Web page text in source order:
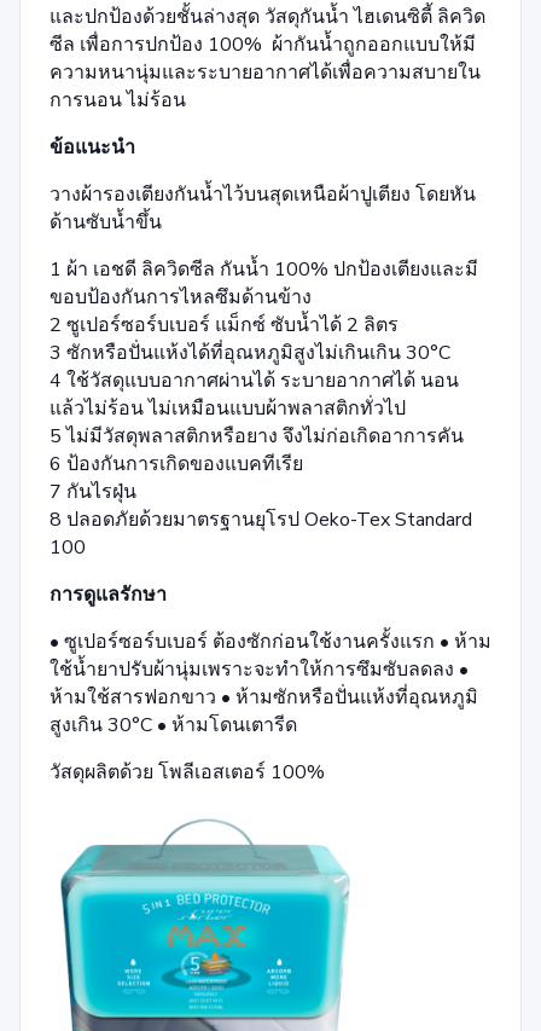
และปกป้องด้วยชั้นล่างสุด วัสดุกันน้ำ ไฮเดนซิตี้ ลิควิด
ซีล เพื่อการปกป้อง 100% ผ้ากันน้ำถูกออกแบบให้มี
ความหนานุ่มและระบายอากาศได้เพื่อความสบายใน
การนอน ไม่ร้อน
ข้อแนะนำ
วางผ้ารองเตียงกันน้ำไว้บนสุดเหนือผ้าปูเตียง โดยหัน
ด้านซับน้ำขึ้น
1 ผ้า เอชดี ลิควิดซีล กันน้ำ 100% ปกป้องเตียงและมี
ขอบป้องกันการไหลซึมด้านข้าง
2 ซูเปอร์ซอร์บเบอร์ แม็กซ์ ซับน้ำได้ 2 ลิตร
3 ซักหรือปั่นแห้งได้ที่อุณหภูมิสูงไม่เกินเกิน 30°C
4 ใช้วัสดุแบบอากาศผ่านได้ ระบายอากาศได้ นอน
แล้วไม่ร้อน ไม่เหมือนแบบผ้าพลาสติกทั่วไป
5 ไม่มีวัสดุพลาสติกหรือยาง จึงไม่ก่อเกิดอาการคัน
6 ป้องกันการเกิดของแบคทีเรีย
7 กันไรฝุ่น
8 ปลอดภัยด้วยมาตรฐานยุโรป Oeko-Tex Standard
100
การดูแลรักษา
• ซูเปอร์ซอร์บเบอร์ ต้องซักก่อนใช้งานครั้งแรก • ห้าม
ใช้น้ำยาปรับผ้านุ่มเพราะจะทำให้การซึมซับลดลง •
ห้ามใช้สารฟอกขาว • ห้ามซักหรือปั่นแห้งที่อุณหภูมิ
สูงเกิน 30°C • ห้ามโดนเตารีด
วัสดุผลิตด้วย โพลีเอสเตอร์ 100%